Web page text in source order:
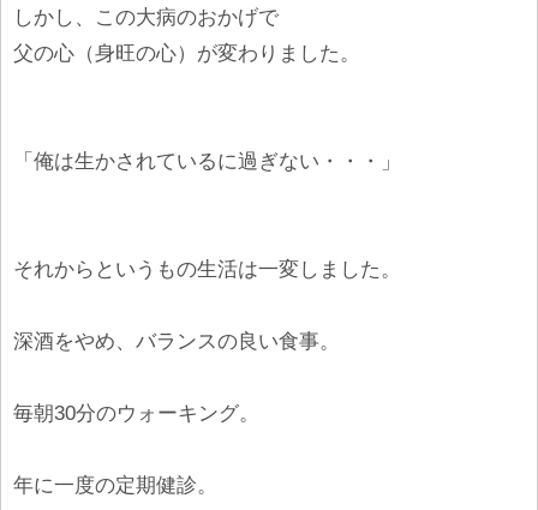
しかし、この大病のおかげで
父の心（身旺の心）が変わりました。
「俺は生かされているに過ぎない・・・」
それからというもの生活は一変しました。
深酒をやめ、バランスの良い食事。
毎朝30分のウォーキング。
年に一度の定期健診。